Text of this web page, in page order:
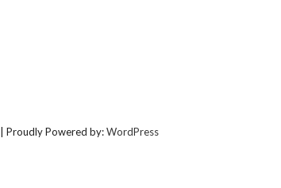
| Proudly Powered by:WordPress